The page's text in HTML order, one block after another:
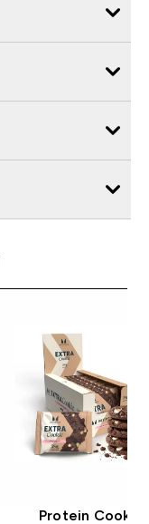
Protein Cookie